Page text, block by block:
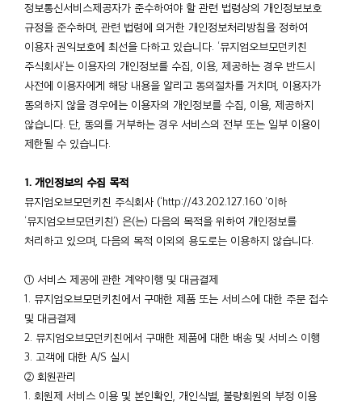
정보통신서비스제공자가 준수하여야 할 관련 법령상의 개인정보보호
규정을 준수하며, 관련 법령에 의거한 개인정보처리방침을 정하여
이용자 권익보호에 최선을 다하고 있습니다. ‘뮤지엄오브모던키친
주식회사’는 이용자의 개인정보를 수집, 이용, 제공하는 경우 반드시
사전에 이용자에게 해당 내용을 알리고 동의절차를 거치며, 이용자가
동의하지 않을 경우에는 이용자의 개인정보를 수집, 이용, 제공하지
않습니다. 단, 동의를 거부하는 경우 서비스의 전부 또는 일부 이용이
제한될 수 있습니다.
1. 개인정보의 수집 목적
뮤지엄오브모던키친 주식회사 (‘http://43.202.127.160 ’이하
‘뮤지엄오브모던키친’) 은(는) 다음의 목적을 위하여 개인정보를
처리하고 있으며, 다음의 목적 이외의 용도로는 이용하지 않습니다.
① 서비스 제공에 관한 계약이행 및 대금결제
1. 뮤지엄오브모던키친에서 구매한 제품 또는 서비스에 대한 주문 접수
및 대금결제
2. 뮤지엄오브모던키친에서 구매한 제품에 대한 배송 및 서비스 이행
3. 고객에 대한 A/S 실시
② 회원관리
1. 회원제 서비스 이용 및 본인확인, 개인식별, 불량회원의 부정 이용